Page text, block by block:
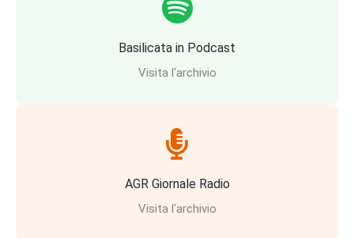
Basilicata in Podcast
Visita l'archivio
AGR Giornale Radio
Visita l'archivio